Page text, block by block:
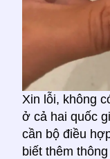
Xin lỗi, không
ở cả hai quốc
cần bộ điều
biết thêm